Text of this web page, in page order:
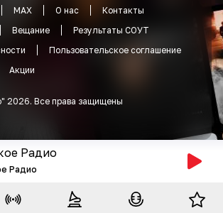
MAX О нас
Контакты
Вещание
Результаты СОУТ
Пользовательское соглашение
Акции
" 2026. Все права защищены
Радио
Радио